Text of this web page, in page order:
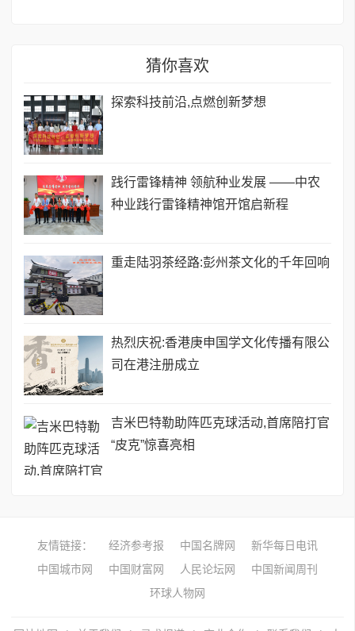
猜你喜欢
探索科技前沿,点燃创新梦想
践行雷锋精神 领航种业发展 ——中农
种业践行雷锋精神馆开馆启新程
重走陆羽茶经路:彭州茶文化的千年回响
热烈庆祝:香港庚申国学文化传播有限公
司在港注册成立
吉米巴特勒助阵匹克球活动,首席陪打官
“皮克”惊喜亮相
友情链接： 经济参考报 中国名牌网
新华每日电讯
中国城市网
中国财富网 人民论坛网
中国新闻周刊
环球人物网